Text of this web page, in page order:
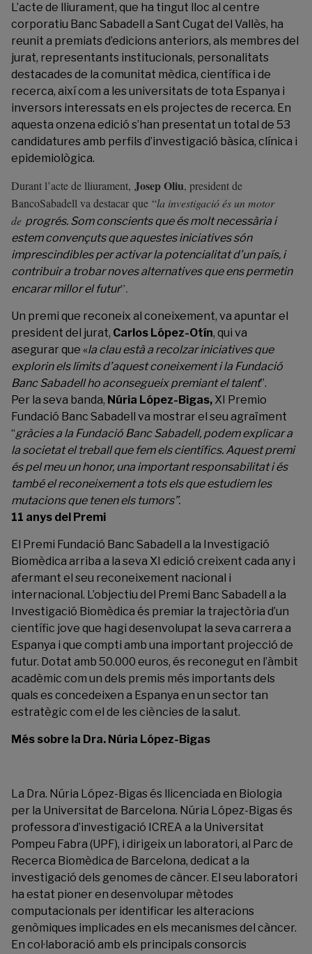
L’acte de lliurament, que ha tingut lloc al centre
corporatiu Banc Sabadell a Sant Cugat del Vallès, ha
reunit a premiats d’edicions anteriors, als membres del
jurat, representants institucionals, personalitats
destacades de la comunitat mèdica, científica i de
recerca, així com a les universitats de tota Espanya i
inversors interessats en els projectes de recerca. En
aquesta onzena edició s’han presentat un total de 53
candidatures amb perfils d’investigació bàsica, clínica i
epidemiològica.
Durant l’acte de lliurament, Josep Oliu, president de
BancoSabadell va destacar que “la investigació és un motor
de progrés. Som conscients que és molt necessària i
estem convençuts que aquestes iniciatives són
imprescindibles per activar la potencialitat d’un país, i
contribuir a trobar noves alternatives que ens permetin
encarar millor el futur”.
Un premi que reconeix al coneixement, va apuntar el
president del jurat, Carlos López-Otín, qui va
asegurar que «la clau està a recolzar iniciatives que
explorin els límits d’aquest coneixement i la Fundació
Banc Sabadell ho aconsegueix premiant el talent”.
Per la seva banda, Núria López-Bigas, XI Premio
Fundació Banc Sabadell va mostrar el seu agraïment
“gràcies a la Fundació Banc Sabadell, podem explicar a
la societat el treball que fem els científics. Aquest premi
és pel meu un honor, una important responsabilitat i és
també el reconeixement a tots els que estudiem les
mutacions que tenen els tumors”.
11 anys del Premi
El Premi Fundació Banc Sabadell a la Investigació
Biomèdica arriba a la seva XI edició creixent cada any i
afermant el seu reconeixement nacional i
internacional. L’objectiu del Premi Banc Sabadell a la
Investigació Biomèdica és premiar la trajectòria d’un
científic jove que hagi desenvolupat la seva carrera a
Espanya i que compti amb una important projecció de
futur. Dotat amb 50.000 euros, és reconegut en l’àmbit
acadèmic com un dels premis més importants dels
quals es concedeixen a Espanya en un sector tan
estratègic com el de les ciències de la salut.
Més sobre la Dra. Núria López-Bigas
La Dra. Núria López-Bigas és llicenciada en Biologia
per la Universitat de Barcelona. Núria López-Bigas és
professora d’investigació ICREA a la Universitat
Pompeu Fabra (UPF), i dirigeix un laboratori, al Parc de
Recerca Biomèdica de Barcelona, dedicat a la
investigació dels genomes de càncer. El seu laboratori
ha estat pioner en desenvolupar mètodes
computacionals per identificar les alteracions
genòmiques implicades en els mecanismes del càncer.
En col·laboració amb els principals consorcis